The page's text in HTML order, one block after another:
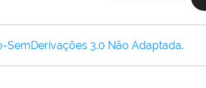
3.0 Não Adaptada.